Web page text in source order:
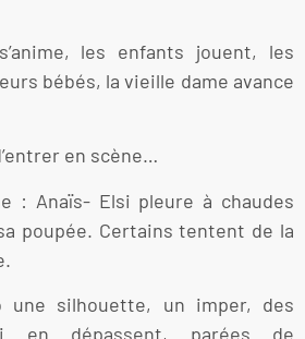
les enfants jouent, les
bébés, la vieille dame avance
en scène…
: Anaïs- Elsi pleure à chaudes
poupée. Certains tentent de la
silhouette, un imper, des
en dépassent, parées de